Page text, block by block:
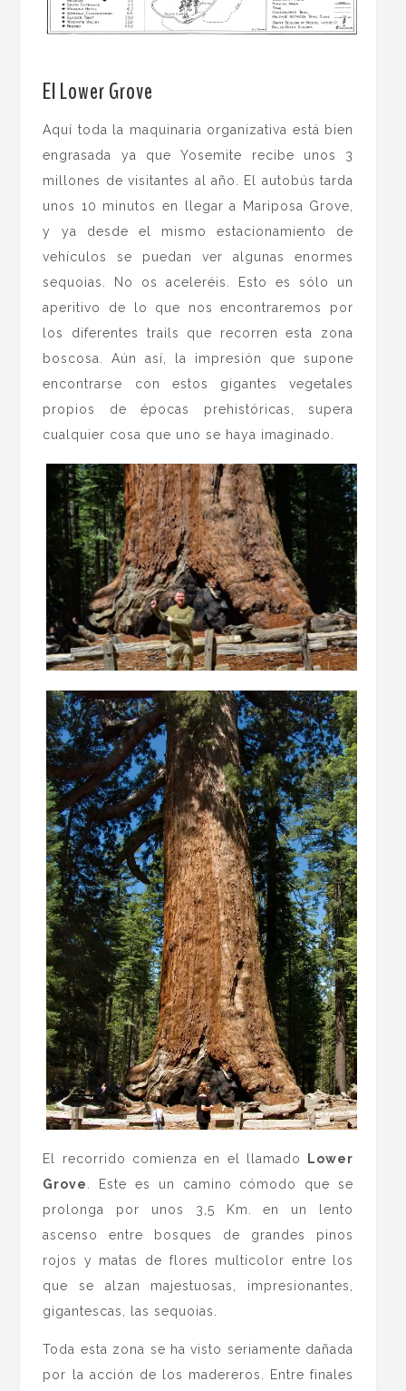
El Lower Grove
Aquí toda la maquinaria organizativa está bien
engrasada ya que Yosemite recibe unos 3
millones de visitantes al año. El autobús tarda
unos 10 minutos en llegar a Mariposa Grove,
y ya desde el mismo estacionamiento de
vehículos se puedan ver algunas enormes
sequoias. No os aceleréis. Esto es sólo un
aperitivo de lo que nos encontraremos por
los diferentes trails que recorren esta zona
boscosa. Aún así, la impresión que supone
encontrarse con estos gigantes vegetales
propios de épocas prehistóricas, supera
cualquier cosa que uno se haya imaginado.
El recorrido comienza en el llamado
Lower
Grove
. Este es un camino cómodo que se
prolonga por unos 3,5 Km. en un lento
ascenso entre bosques de grandes pinos
rojos y matas de flores multicolor entre los
que se alzan majestuosas, impresionantes,
gigantescas, las sequoias.
Toda esta zona se ha visto seriamente dañada
por la acción de los madereros. Entre finales